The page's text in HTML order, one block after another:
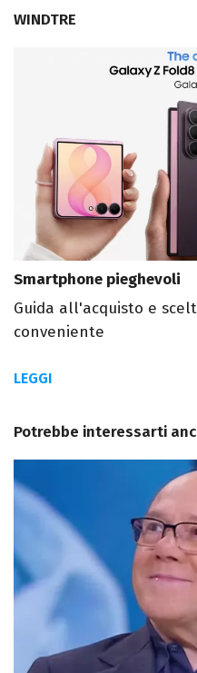
WINDTRE
Smartphone pieghevoli
Guida all'acquisto e
conveniente
LEGGI
Potrebbe interessarti